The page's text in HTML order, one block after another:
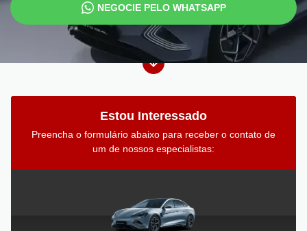
NEGOCIE PELO WHATSAPP
Estou Interessado
Preencha o formulário abaixo para receber o contato de
um de nossos especialistas: